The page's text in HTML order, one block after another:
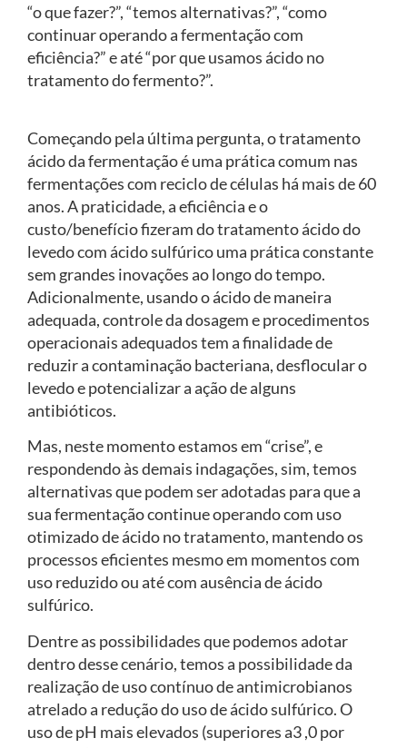
“o que fazer?”, “temos alternativas?”, “como
continuar operando a fermentação com
eficiência?” e até “por que usamos ácido no
tratamento do fermento?”.
Começando pela última pergunta, o tratamento
ácido da fermentação é uma prática comum nas
fermentações com reciclo de células há mais de 60
anos. A praticidade, a eficiência e o
custo/benefício fizeram do tratamento ácido do
levedo com ácido sulfúrico uma prática constante
sem grandes inovações ao longo do tempo.
Adicionalmente, usando o ácido de maneira
adequada, controle da dosagem e procedimentos
operacionais adequados tem a finalidade de
reduzir a contaminação bacteriana, desflocular o
levedo e potencializar a ação de alguns
antibióticos.
Mas, neste momento estamos em “crise”, e
respondendo às demais indagações, sim, temos
alternativas que podem ser adotadas para que a
sua fermentação continue operando com uso
otimizado de ácido no tratamento, mantendo os
processos eficientes mesmo em momentos com
uso reduzido ou até com ausência de ácido
sulfúrico.
Dentre as possibilidades que podemos adotar
dentro desse cenário, temos a possibilidade da
realização de uso contínuo de antimicrobianos
atrelado a redução do uso de ácido sulfúrico. O
uso de pH mais elevados (superiores a3 ,0 por